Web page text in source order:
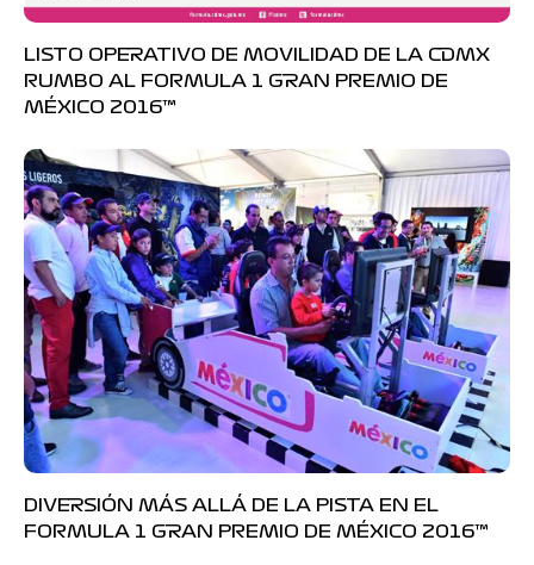
LISTO OPERATIVO DE MOVILIDAD DE LA CDMX
RUMBO AL FORMULA 1 GRAN PREMIO DE
MÉXICO 2016™
DIVERSIÓN MÁS ALLÁ DE LA PISTA EN EL
FORMULA 1 GRAN PREMIO DE MÉXICO 2016™